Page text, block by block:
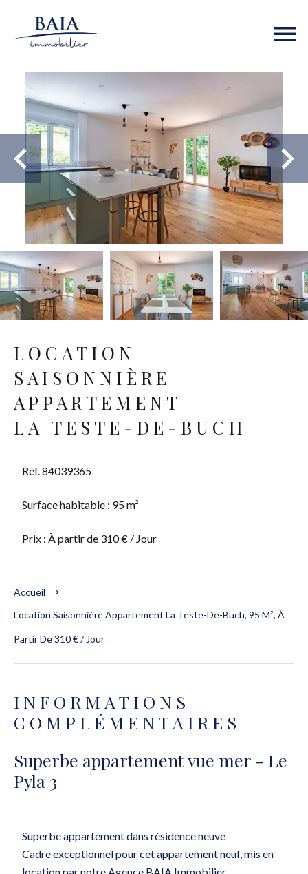
LOCATION
SAISONNIÈRE
APPARTEMENT
LA TESTE-DE-BUCH
Réf. 84039365
Surface habitable : 95 m²
Prix : À partir de 310 € / Jour
Accueil
Location Saisonnière Appartement La Teste-De-Buch, 95 M², À
Partir De 310 € / Jour
INFORMATIONS
COMPLÉMENTAIRES
Superbe appartement vue mer - Le
Pyla 3
Superbe appartement dans résidence neuve
Cadre exceptionnel pour cet appartement neuf, mis en